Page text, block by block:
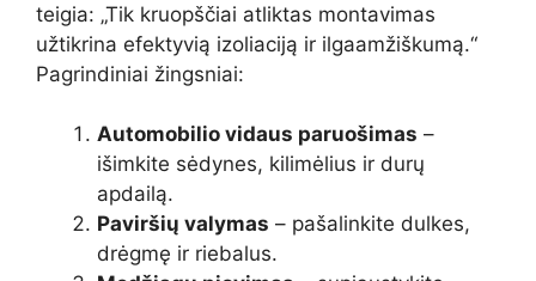
teigia: „Tik kruopščiai atliktas montavimas
užtikrina efektyvią izoliaciją ir ilgaamžiškumą.“
Pagrindiniai žingsniai:
Automobilio vidaus paruošimas –
išimkite sėdynes, kilimėlius ir durų
apdailą.
Paviršių valymas – pašalinkite dulkes,
drėgmę ir riebalus.